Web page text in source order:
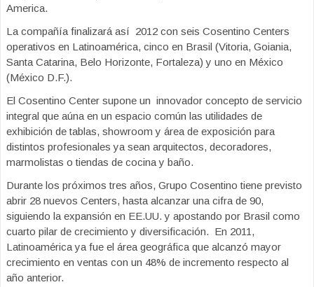
America.
La compañía finalizará así 2012 con seis Cosentino Centers
operativos en Latinoamérica, cinco en Brasil (Vitoria, Goiania,
Santa Catarina, Belo Horizonte, Fortaleza) y uno en México
(México D.F.).
El Cosentino Center supone un innovador concepto de servicio
integral que aúna en un espacio común las utilidades de
exhibición de tablas, showroom y área de exposición para
distintos profesionales ya sean arquitectos, decoradores,
marmolistas o tiendas de cocina y baño.
Durante los próximos tres años, Grupo Cosentino tiene previsto
abrir 28 nuevos Centers, hasta alcanzar una cifra de 90,
siguiendo la expansión en EE.UU. y apostando por Brasil como
cuarto pilar de crecimiento y diversificación. En 2011,
Latinoamérica ya fue el área geográfica que alcanzó mayor
crecimiento en ventas con un 48% de incremento respecto al
año anterior.